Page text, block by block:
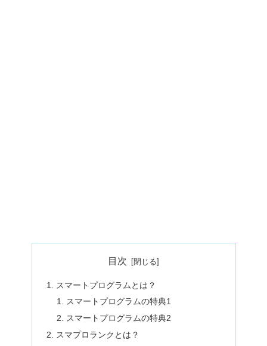
目次
スマートプログラムとは？
スマートプログラムの特典1
スマートプログラムの特典2
スマプロランクとは？